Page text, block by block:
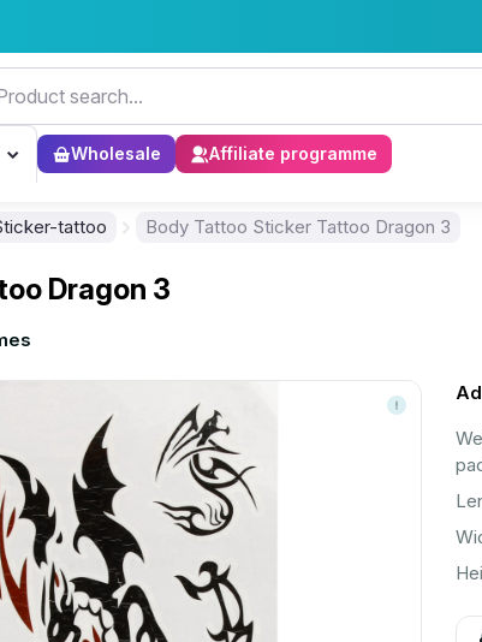
Wholesale Affiliate programme
tattoo Body Tattoo Sticker Tattoo Dragon 3
Dragon 3